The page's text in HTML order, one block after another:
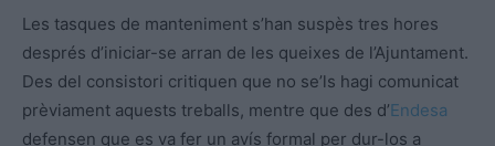
Les tasques de manteniment s’han suspès tres hores
després d’iniciar-se arran de les queixes de l’Ajuntament.
Des del consistori critiquen que no se’ls hagi comunicat
prèviament aquests treballs, mentre que des d’Endesa
defensen que es va fer un avís formal per dur-los a